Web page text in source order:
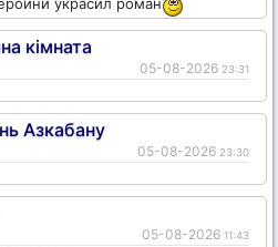
кімната
05-08-2026 23:31
Азкабану
05-08-2026 23:30
05-08-2026 11:43